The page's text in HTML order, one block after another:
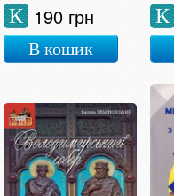
190 грн
К
В кошик
К